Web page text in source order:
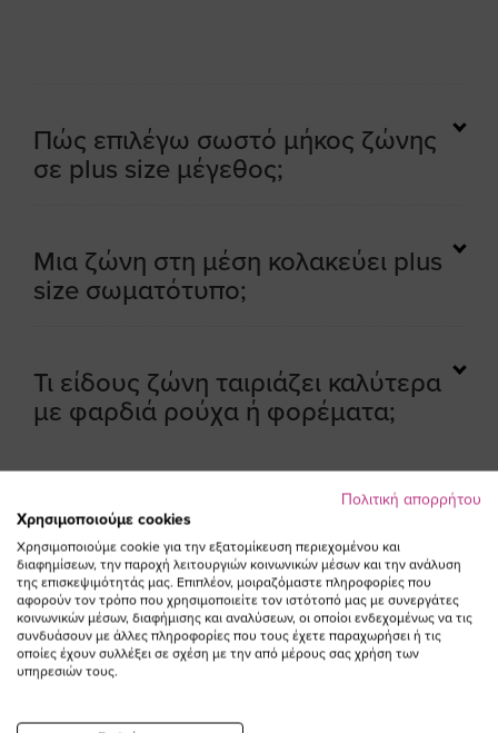
Πώς επιλέγω σωστό μήκος ζώνης
σε plus size μέγεθος;
Μια ζώνη στη μέση κολακεύει plus
size σωματότυπο;
Τι είδους ζώνη ταιριάζει καλύτερα
με φαρδιά ρούχα ή φορέματα;
ΕΓΓΡΑΦΕΙΤΕ ΣΤΟ NEWSLETTER
Email
Συμφωνώ με τους
Πολιτική απορρήτου
Χρησιμοποιούμε cookies
Χρησιμοποιούμε cookie για την εξατομίκευση περιεχομένου και
διαφημίσεων, την παροχή λειτουργιών κοινωνικών μέσων και την ανάλυση
της επισκεψιμότητάς μας. Επιπλέον, μοιραζόμαστε πληροφορίες που
αφορούν τον τρόπο που χρησιμοποιείτε τον ιστότοπό μας με συνεργάτες
κοινωνικών μέσων, διαφήμισης και αναλύσεων, οι οποίοι ενδεχομένως να τις
συνδυάσουν με άλλες πληροφορίες που τους έχετε παραχωρήσει ή τις
οποίες έχουν συλλέξει σε σχέση με την από μέρους σας χρήση των
υπηρεσιών τους.